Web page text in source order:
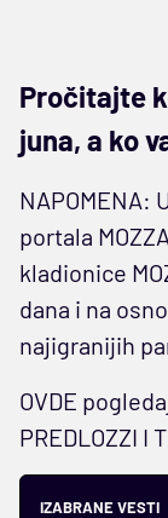
Pročitajte
juna, a ko
NAPOMENA:
portala
kladionice
dana i na
najigranijih
OVDE
PREDLOZZI I
IZABRANE VESTI